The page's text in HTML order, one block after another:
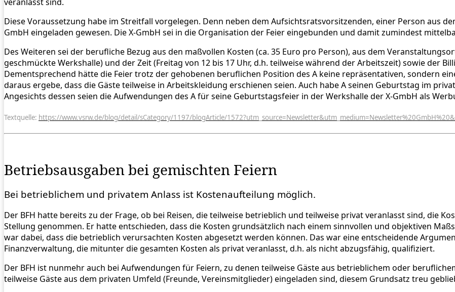
Diese Voraussetzung habe im Streitfall vorgelegen. Denn neben dem Aufsichtsratsvorsitzenden, einer Person aus
GmbH eingeladen gewesen. Die X-GmbH sei in die Organisation der Feier eingebunden und damit zumindest
Des Weiteren sei der berufliche Bezug aus den maßvollen Kosten (ca. 35 Euro pro Person), aus dem
geschmückte Werkshalle) und der Zeit (Freitag von 12 bis 17 Uhr, d.h. teilweise während der Arbeitszeit) sowie der
Dementsprechend hätte die Feier trotz der gehobenen beruflichen Position des A keine repräsentativen, sondern
daraus ergebe, dass die Gäste teilweise in Arbeitskleidung erschienen seien. Auch habe A seinen Geburtstag im
Angesichts dessen seien die Aufwendungen des A für seine Geburtstagsfeier in der Werkshalle der X-GmbH als
Textquelle: https://www.vsrw.de/blog/detail/sCategory/1197/blogArticle/
Betriebsausgaben bei gemischten Feiern
Bei betrieblichem und privatem Anlass ist Kostenaufteilung möglich.
Der BFH hatte bereits zu der Frage, ob bei Reisen, die teilweise betrieblich und teilweise privat veranlasst sind, die
Stellung genommen. Er hatte entschieden, dass die Kosten grundsätzlich nach einem sinnvollen und objektiven
war dabei, dass die betrieblich verursachten Kosten abgesetzt werden können. Das war eine entscheidende
Finanzverwaltung, die mitunter die gesamten Kosten als privat veranlasst, d.h. als nicht abzugsfähig, qualifiziert.
Der BFH ist nunmehr auch bei Aufwendungen für Feiern, zu denen teilweise Gäste aus betrieblichem oder
teilweise Gäste aus dem privaten Umfeld (Freunde, Vereinsmitglieder) eingeladen sind, diesem Grundsatz treu